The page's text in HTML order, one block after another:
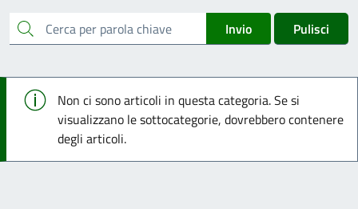
cerca Invio Pulisci
Info
Non ci sono articoli in questa categoria. Se si
visualizzano le sottocategorie, dovrebbero contenere
degli articoli.